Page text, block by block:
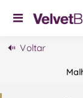
Voltar